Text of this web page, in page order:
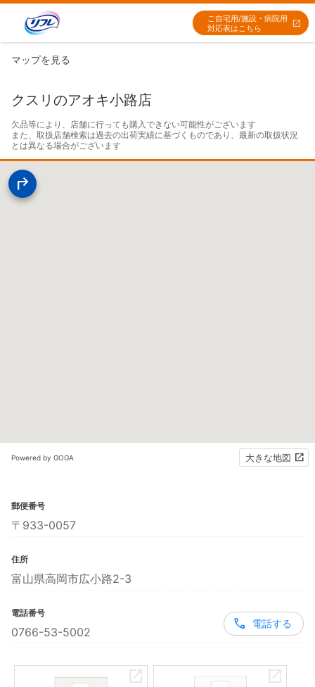
ご自宅用/施設・病院用
対応表はこちら
マップを見る
クスリのアオキ小路店
欠品等により、店舗に行っても購入できない可能性がございます
また、取扱店舗検索は過去の出荷実績に基づくものであり、最新の取扱状況
とは異なる場合がございます
Powered by GOGA 大きな地図
郵便番号
〒933-0057
住所
富山県高岡市広小路2-3
電話番号
0766-53-5002
電話する